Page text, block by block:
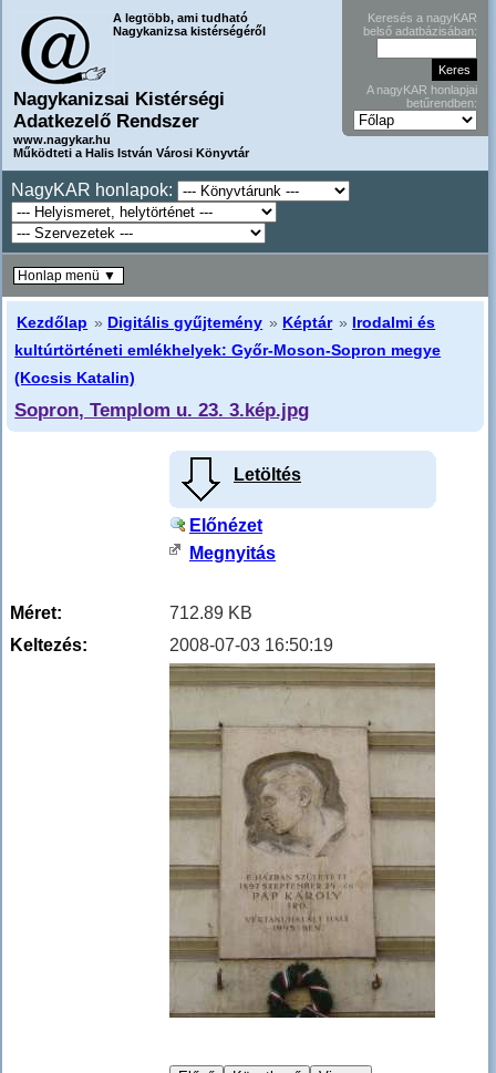
A legtöbb, ami tudható
Nagykanizsa kistérségéről
Nagykanizsai Kistérségi
Adatkezelő Rendszer
www.nagykar.hu
Működteti a Halis István Városi Könyvtár
Keresés a nagyKAR
belső adatbázisában:
A nagyKAR honlapjai
betűrendben:
NagyKAR honlapok:
Kezdőlap » Digitális gyűjtemény » Képtár » Irodalmi és
kultúrtörténeti emlékhelyek: Győr-Moson-Sopron megye
(Kocsis Katalin)
Sopron, Templom u. 23. 3.kép.jpg
Letöltés
Előnézet
Megnyitás
Méret:
712.89 KB
Keltezés:
2008-07-03 16:50:19
Honlap menü ▼